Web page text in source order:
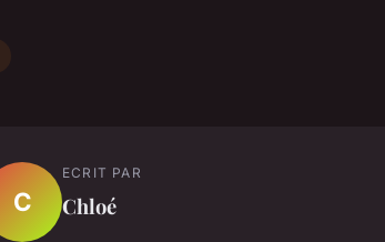
C
ECRIT PAR
Chloé